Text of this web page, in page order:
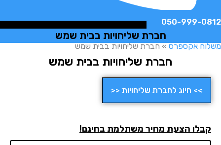
050-999-
חברת שליחויות בבית שמש
אקספרס»חברת שליחויות בבית שמש
חברת שליחויות בבית שמש
>> חיוג לחברת שליחויות <<
הצעת מחיר משתלמת בחינם!